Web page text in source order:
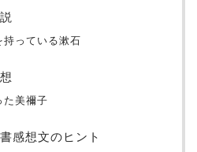
持っている漱石
た美禰子
感想文のヒント